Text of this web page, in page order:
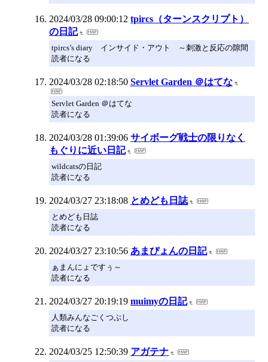
2024/03/28 09:00:12 tpircs（ターンスクリプト）
の日記
tpircs’s diary インサイド・アウト ～刺激と反応の隙間
読者になる
2024/03/28 02:18:50 Servlet Garden ＠はてな
Servlet Garden ＠はてな
読者になる
2024/03/28 01:39:06 サイボーグ戦士の限りなく
もぐりに近い日記
wildcatsの日記
読者になる
2024/03/27 23:18:08 とめども日誌
とめども日誌
読者になる
2024/03/27 23:10:56 あまぴょんの日記
ぁまんにょですぅ～
読者になる
2024/03/27 20:19:19 muimyの日記
人類みんなごくつぶし
読者になる
2024/03/25 12:50:39 アガテナ